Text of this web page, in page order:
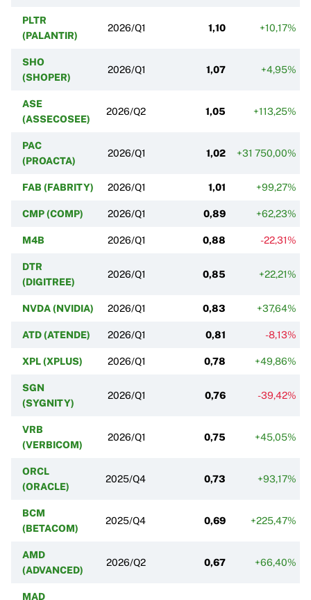
PLTR
(PALANTIR)
2026/Q1 1,10 +10,17%
SHO
(SHOPER)
2026/Q1 1,07 +4,95%
ASE
(ASSECOSEE)
2026/Q2 1,05 +113,25%
PAC
(PROACTA)
2026/Q1 1,02 +31 750,00%
FAB (FABRITY) 2026/Q1 1,01 +99,27%
CMP (COMP) 2026/Q1 0,89 +62,23%
M4B 2026/Q1 0,88 -22,31%
DTR
(DIGITREE)
2026/Q1 0,85 +22,21%
NVDA (NVIDIA) 2026/Q1 0,83 +37,64%
ATD (ATENDE) 2026/Q1 0,81 -8,13%
XPL (XPLUS) 2026/Q1 0,78 +49,86%
SGN
(SYGNITY)
2026/Q1 0,76 -39,42%
VRB
(VERBICOM)
2026/Q1 0,75 +45,05%
ORCL
(ORACLE)
2025/Q4 0,73 +93,17%
BCM
(BETACOM)
2025/Q4 0,69 +225,47%
AMD
(ADVANCED)
2026/Q2 0,67 +66,40%
MAD